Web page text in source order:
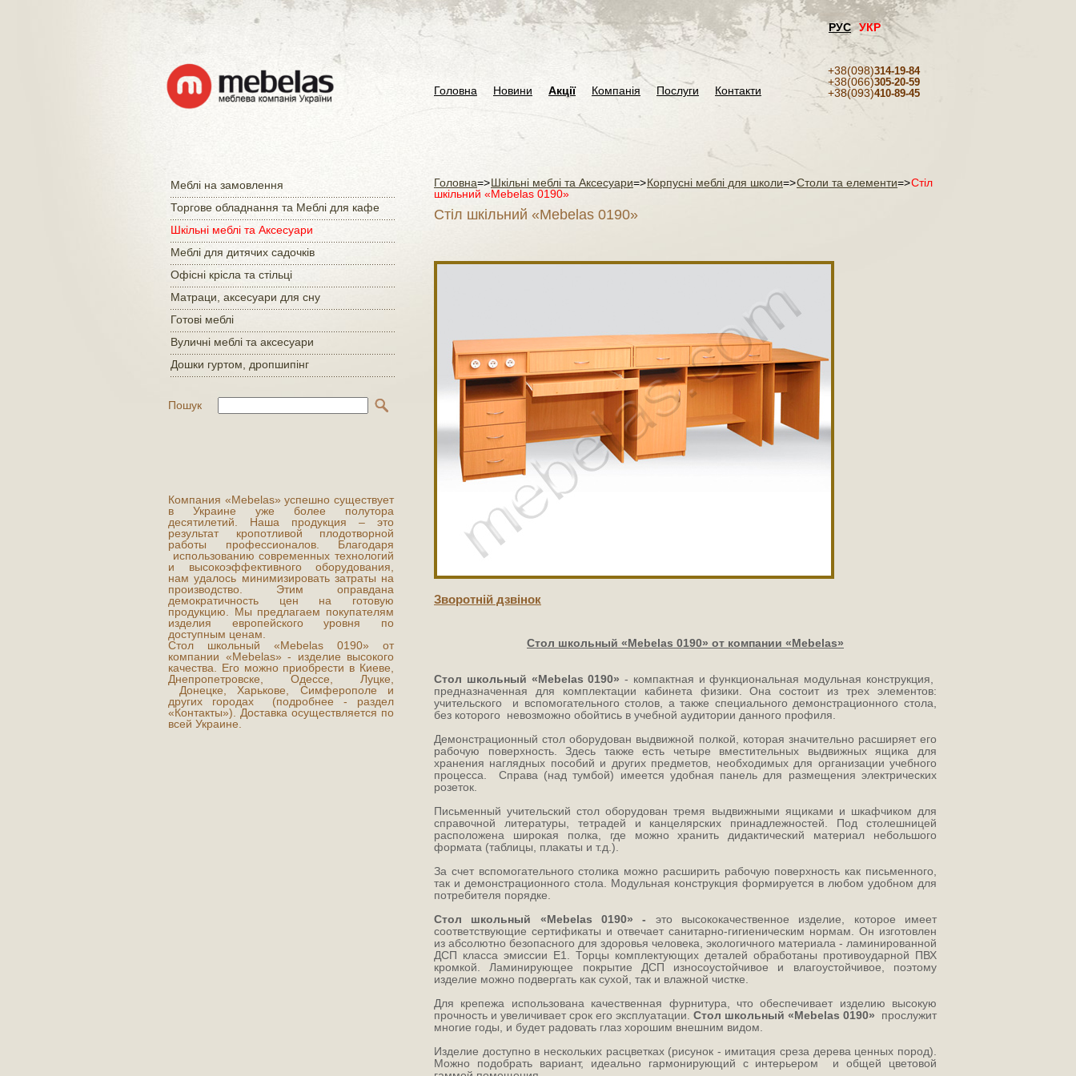
РУС УКР
Головна Новини Акції Компанія Послуги Контакти
+38(098)314-19-84
+38(066)305-20-59
+38(093)410-89-45
Меблі на замовлення
Торгове обладнання та Меблі для кафе
Шкільні меблі та Аксесуари
Меблі для дитячих садочків
Офісні крісла та стільці
Матраци, аксесуари для сну
Готові меблі
Вуличні меблі та аксесуари
Дошки гуртом, дропшипінг
Пошук
Компания «Mebelas» успешно существует
в Украине уже более полутора
десятилетий. Наша продукция – это
результат кропотливой плодотворной
работы профессионалов. Благодаря
использованию современных технологий
и высокоэффективного оборудования,
нам удалось минимизировать затраты на
производство. Этим оправдана
демократичность цен на готовую
продукцию. Мы предлагаем покупателям
изделия европейского уровня по
доступным ценам.
Стол школьный «Mebelas 0190» от
компании «Mebelas» - изделие высокого
качества. Его можно приобрести в Киеве,
Днепропетровске, Одессе, Луцке,
Донецке, Харькове, Симферополе и
других городах (подробнее - раздел
«Контакты»). Доставка осуществляется по
всей Украине.
Головна=>Шкільні меблі та Аксесуари=>Корпусні меблі для школи=>Столи та елементи=>Стіл
шкільний «Mebelas 0190»
Стіл шкільний «Mebelas 0190»
Зворотнiй дзвiнок
Стол школьный «Mebelas 0190» от компании «Mebelas»
Стол школьный «Mebelas 0190» - компактная и функциональная модульная конструкция,
предназначенная для комплектации кабинета физики. Она состоит из трех элементов:
учительского и вспомогательного столов, а также специального демонстрационного стола,
без которого невозможно обойтись в учебной аудитории данного профиля.
Демонстрационный стол оборудован выдвижной полкой, которая значительно расширяет его
рабочую поверхность. Здесь также есть четыре вместительных выдвижных ящика для
хранения наглядных пособий и других предметов, необходимых для организации учебного
процесса. Справа (над тумбой) имеется удобная панель для размещения электрических
розеток.
Письменный учительский стол оборудован тремя выдвижными ящиками и шкафчиком для
справочной литературы, тетрадей и канцелярских принадлежностей. Под столешницей
расположена широкая полка, где можно хранить дидактический материал небольшого
формата (таблицы, плакаты и т.д.).
За счет вспомогательного столика можно расширить рабочую поверхность как письменного,
так и демонстрационного стола. Модульная конструкция формируется в любом удобном для
потребителя порядке.
Стол школьный «Mebelas 0190»
- это высококачественное изделие, которое имеет
соответствующие сертификаты и отвечает санитарно-гигиеническим нормам. Он изготовлен
из абсолютно безопасного для здоровья человека, экологичного материала - ламинированной
ДСП класса эмиссии Е1. Торцы комплектующих деталей обработаны противоударной ПВХ
кромкой. Ламинирующее покрытие ДСП износоустойчивое и влагоустойчивое, поэтому
изделие можно подвергать как сухой, так и влажной чистке.
Для крепежа использована качественная фурнитура, что обеспечивает изделию высокую
прочность и увеличивает срок его эксплуатации. Стол школьный «Mebelas 0190» прослужит
многие годы, и будет радовать глаз хорошим внешним видом.
Изделие доступно в нескольких расцветках (рисунок - имитация среза дерева ценных пород).
Можно подобрать вариант, идеально гармонирующий с интерьером и общей цветовой